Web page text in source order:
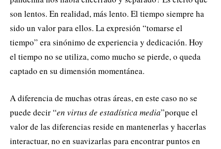
son lentos. En realidad, más lento. El tiempo siempre ha
sido un valor para ellos. La expresión “tomarse el
tiempo” era sinónimo de experiencia y dedicación. Hoy
el tiempo no se utiliza, como mucho se pierde, o queda
captado en su dimensión momentánea.
A diferencia de muchas otras áreas, en este caso no se
puede decir “en virtus de estadística media”porque el
valor de las diferencias reside en mantenerlas y hacerlas
interactuar, no en suavizarlas para encontrar puntos en